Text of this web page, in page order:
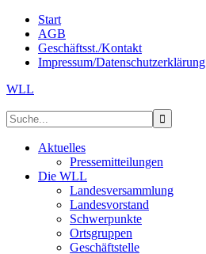
Start
AGB
Geschäftsst./Kontakt
Impressum/Datenschutzerklärung
WLL
Aktuelles
Pressemitteilungen
Die WLL
Landesversammlung
Landesvorstand
Schwerpunkte
Ortsgruppen
Geschäftstelle